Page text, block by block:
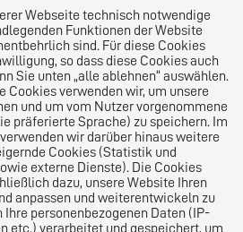
Europas, in Frankreich zu
international im Interesse der
Webseite technisch notwendige
Funktionen der Website
sind. Für diese Cookies
so dass diese Cookies auch
Sie unten „alle ablehnen“ auswählen.
Cookies verwenden wir, um unsere
und um vom Nutzer vorgenommene
präferierte Sprache) zu speichern. Im
wir darüber hinaus weitere
Cookies (Statistik und
externe Dienste). Die Cookies
dazu, unsere Website Ihren
anpassen und weiterentwickeln zu
Ihre personenbezogenen Daten (IP-
etc.) verarbeitet und gespeichert, um